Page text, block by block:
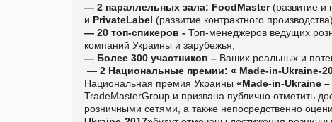
— 2 параллельных зала: FoodMaster(развитие и
и PrivateLabel (развитие контрактного
— 20 топ-спикеров - Топ-менеджеров ведущих
компаний Украины и зарубежья;
— Более 300 участников – Ваших реальных и
— 2 Национальные премии: « Made-in-Ukraine-
Национальная премия Украины «Made-in-Ukraine
TradeMasterGroup и призвана публично отметить
розничными сетями, а также непосредственно